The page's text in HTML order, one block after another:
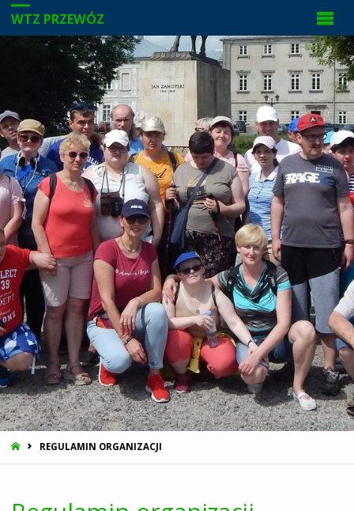
WTZ PRZEWÓZ
STRONA
REGULAMIN ORGANIZACJI